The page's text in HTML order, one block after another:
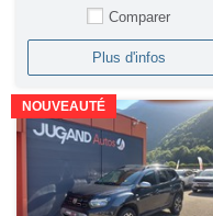
Comparer
Plus d'infos
NOUVEAUTÉ